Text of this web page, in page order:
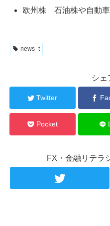
欧州株 石油株や自動車
news_t
シェ
Twitter
Pocket
FX・金融リテラ